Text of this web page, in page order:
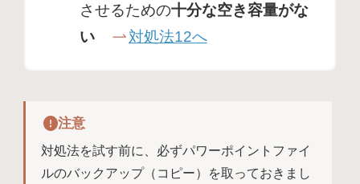
させるための十分な空き容量がな
い
対処法12へ
注意
対処法を試す前に、必ずパワーポイントファイ
ルのバックアップ（コピー）を取っておきまし